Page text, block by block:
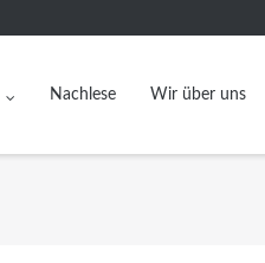
Nachlese Wir über uns